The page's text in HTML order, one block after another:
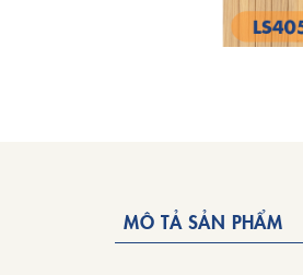
MÔ TẢ SẢN PHẨM